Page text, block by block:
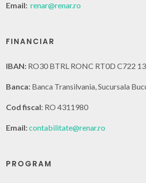
Email: renar@renar.ro
FINANCIAR
IBAN: RO30 BTRL RONC RT0D C722
Banca: Banca Transilvania, Sucursala
Cod fiscal: RO 4311980
Email:contabilitate@renar.ro
PROGRAM